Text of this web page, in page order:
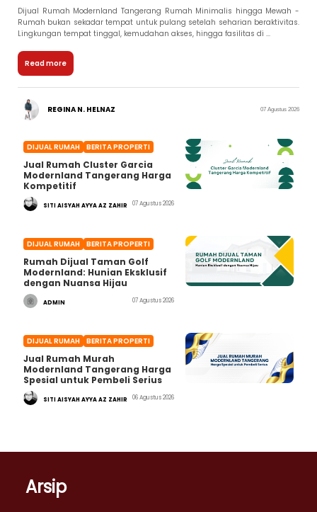
Dijual Rumah Modernland Tangerang Rumah Minimalis hingga Mewah -
Rumah bukan sekadar tempat untuk pulang setelah seharian beraktivitas.
Lingkungan tempat tinggal, kemudahan akses, hingga fasilitas di ...
Read more
REGINA N. HELNAZ 07 Agustus 2026
DIJUAL RUMAH BERITA PROPERTI
Jual Rumah Cluster Garcia
Modernland Tangerang Harga
Kompetitif
SITI AISYAH AYYA AZ ZAHIR 07 Agustus 2026
DIJUAL RUMAH BERITA PROPERTI
Rumah Dijual Taman Golf
Modernland: Hunian Eksklusif
dengan Nuansa Hijau
ADMIN 07 Agustus 2026
DIJUAL RUMAH BERITA PROPERTI
Jual Rumah Murah
Modernland Tangerang Harga
Spesial untuk Pembeli Serius
SITI AISYAH AYYA AZ ZAHIR 06 Agustus 2026
Arsip